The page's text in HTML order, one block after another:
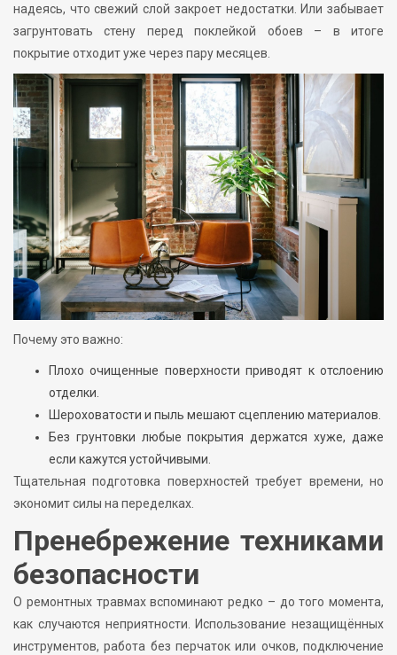
надеясь, что свежий слой закроет недостатки. Или забывает
загрунтовать стену перед поклейкой обоев – в итоге
покрытие отходит уже через пару месяцев.
Почему это важно:
Плохо очищенные поверхности приводят к отслоению
отделки.
Шероховатости и пыль мешают сцеплению материалов.
Без грунтовки любые покрытия держатся хуже, даже
если кажутся устойчивыми.
Тщательная подготовка поверхностей требует времени, но
экономит силы на переделках.
Пренебрежение техниками
безопасности
О ремонтных травмах вспоминают редко – до того момента,
как случаются неприятности. Использование незащищённых
инструментов, работа без перчаток или очков, подключение